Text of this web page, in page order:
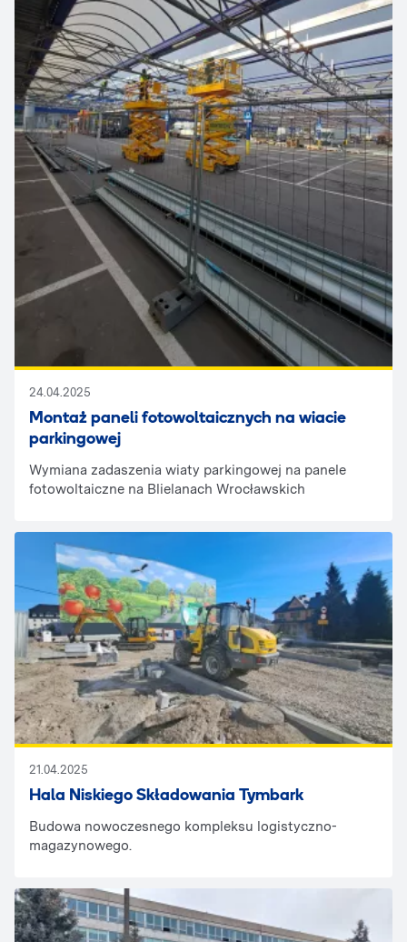
24.04.2025
Montaż paneli fotowoltaicznych na wiacie
parkingowej
Wymiana zadaszenia wiaty parkingowej na panele
fotowoltaiczne na Blielanach Wrocławskich
21.04.2025
Hala Niskiego Składowania Tymbark
Budowa nowoczesnego kompleksu logistyczno-
magazynowego.